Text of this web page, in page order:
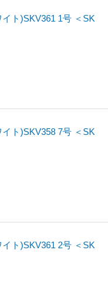
ト)SKV361 1号 ＜SK
ト)SKV358 7号 ＜SK
ト)SKV361 2号 ＜SK